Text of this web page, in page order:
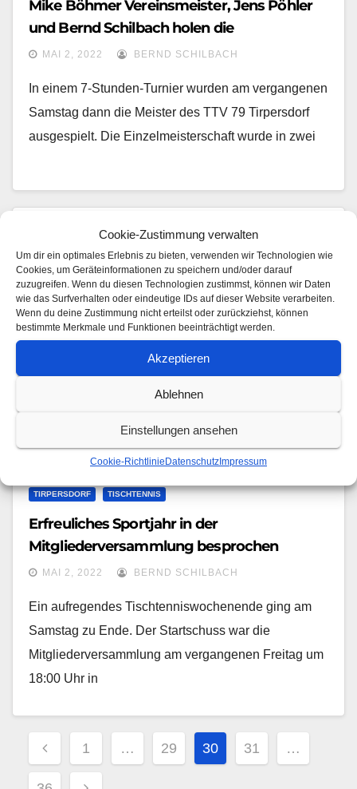
Cookie-Zustimmung verwalten
Um dir ein optimales Erlebnis zu bieten, verwenden wir Technologien wie
Cookies, um Geräteinformationen zu speichern und/oder darauf
zuzugreifen. Wenn du diesen Technologien zustimmst, können wir Daten
wie das Surfverhalten oder eindeutige IDs auf dieser Website verarbeiten.
Wenn du deine Zustimmung nicht erteilst oder zurückziehst, können
bestimmte Merkmale und Funktionen beeinträchtigt werden.
Akzeptieren
Ablehnen
Einstellungen ansehen
Cookie-Richtlinie Datenschutz Impressum
Mike Böhmer Vereinsmeister, Jens Pöhler
und Bernd Schilbach holen die
Doppelmeisterschaft
MAI 2, 2022 BERND SCHILBACH
In einem 7-Stunden-Turnier wurden am vergangenen
Samstag dann die Meister des TTV 79 Tirpersdorf
ausgespielt. Die Einzelmeisterschaft wurde in zwei
TIRPERSDORF TISCHTENNIS
Erfreuliches Sportjahr in der
Mitgliederversammlung besprochen
MAI 2, 2022 BERND SCHILBACH
Ein aufregendes Tischtenniswochenende ging am
Samstag zu Ende. Der Startschuss war die
Mitgliederversammlung am vergangenen Freitag um
18:00 Uhr in
1 … 29 30 31 …